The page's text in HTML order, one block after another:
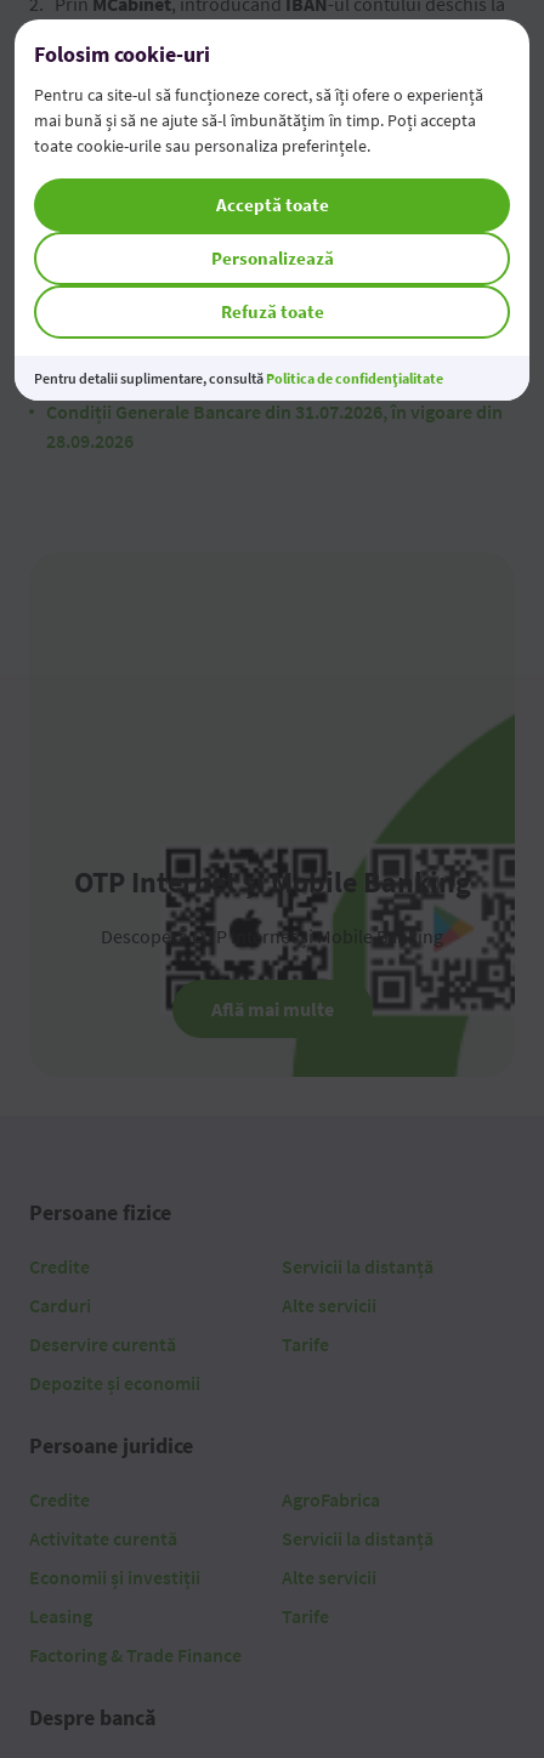
Tarife și condiții generale
Tarife pentru persoane fizice
Condiții Generale Bancare
Condiții Generale Bancare din 10.06.2026, în vigoare din
Condiții Generale Bancare din 31.07.2026, în vigoare din
28.09.2026
OTP Internet și Mobile Banking
Descoperă OTP Internet și Mobile Banking
Află mai multe
Persoane fizice
Credite
Carduri
Deservire curentă
Depozite și economii
Servicii la distanță
Alte servicii
Tarife
Persoane juridice
Credite
Activitate curentă
Economii și investiții
Leasing
Factoring & Trade Finance
AgroFabrica
Servicii la distanță
Alte servicii
Tarife
Despre bancă
Folosim cookie-uri
Pentru ca site-ul să funcționeze corect, să îți ofere o experiență
mai bună și să ne ajute să-l îmbunătățim în timp. Poți accepta
toate cookie-urile sau personaliza preferințele.
Refuză toate
Personalizează
Acceptă toate
Pentru detalii suplimentare, consultă Politica de confidențialitate